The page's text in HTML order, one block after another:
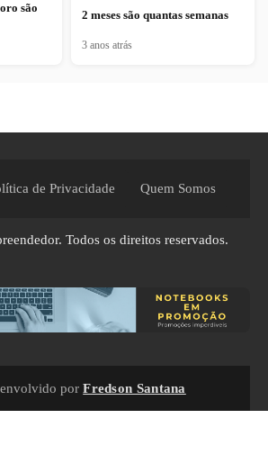
são
2 meses são quantas semanas
3 anos atrás
de Privacidade Quem Somos
. Todos os direitos reservados.
por Fredson Santana